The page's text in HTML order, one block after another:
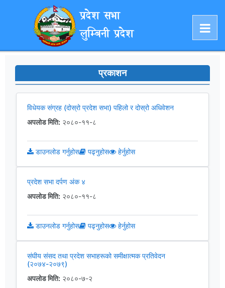
प्रदेश सभा
लुम्बिनी प्रदेश
प्रकाशन
विधेयक संग्रह (दोस्रो प्रदेश सभा) पहिलो र दोस्रो अधिवेशन
अपलोड मिति: २०८०-११-८
डाउनलोड गर्नुहोस पढ्नुहोस हेर्नुहोस
प्रदेश सभा दर्पण अंक ४
अपलोड मिति: २०८०-११-८
डाउनलोड गर्नुहोस पढ्नुहोस हेर्नुहोस
संघीय संसद तथा प्रदेश सभाहरूको समीक्षात्मक प्रतिवेदन
(२०७४-२०७९)
अपलोड मिति: २०८०-७-२